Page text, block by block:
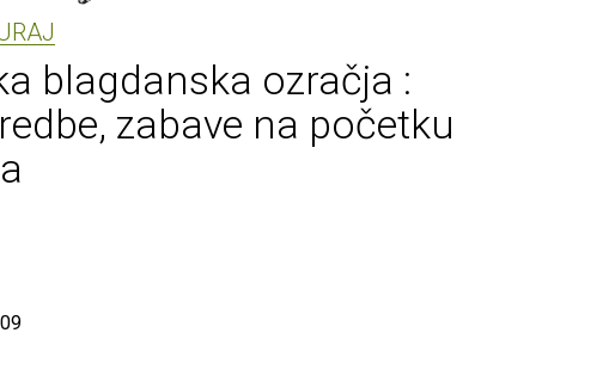
blagdanska ozračja :
zabave na početku